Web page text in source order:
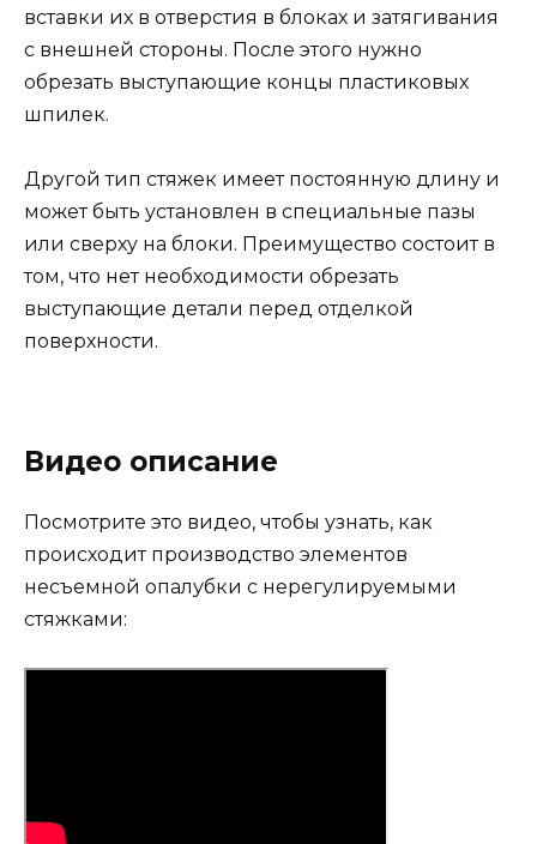
вставки их в отверстия в блоках и затягивания
с внешней стороны. После этого нужно
обрезать выступающие концы пластиковых
шпилек.
Другой тип стяжек имеет постоянную длину и
может быть установлен в специальные пазы
или сверху на блоки. Преимущество состоит в
том, что нет необходимости обрезать
выступающие детали перед отделкой
поверхности.
Видео описание
Посмотрите это видео, чтобы узнать, как
происходит производство элементов
несъемной опалубки с нерегулируемыми
стяжками: